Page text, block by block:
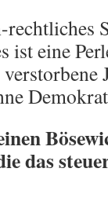
ist eine
das